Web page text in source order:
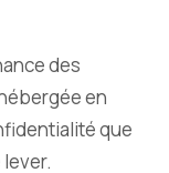
des
en
que